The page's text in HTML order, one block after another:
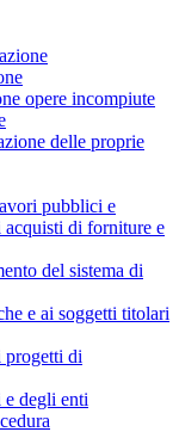
opere incompiute
delle proprie
pubblici e
acquisti di forniture e
del sistema di
e ai soggetti titolari
progetti di
degli enti